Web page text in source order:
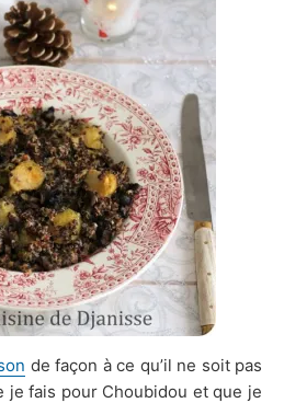
de façon à ce qu’il ne soit pas
je fais pour Choubidou et que je